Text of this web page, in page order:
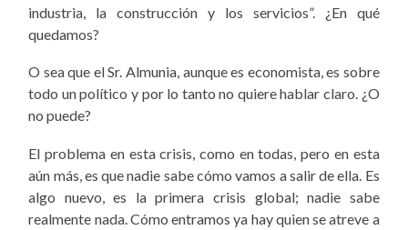
industria, la construcción y los servicios”.
¿En qué
quedamos?
O sea que el Sr. Almunia, aunque es economista, es sobre
todo un político y por lo tanto no quiere hablar claro. ¿O
no puede?
El problema en esta crisis, como en todas, pero en esta
aún más, es que nadie sabe cómo vamos a salir de ella. Es
algo nuevo, es la primera crisis global; nadie sabe
realmente nada. Cómo entramos ya hay quien se atreve a